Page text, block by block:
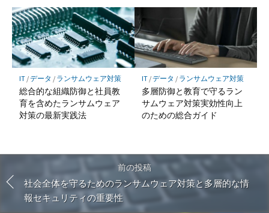
IT/データ / ランサムウェア対策
総合的な組織防御と社員教
育を含めたランサムウェア
対策の最新実践法
IT/データ / ランサムウェア対策
多層防御と教育で守るラン
サムウェア対策実効性向上
のための総合ガイド
前の投稿
社会全体を守るためのランサムウェア対策と多層的な情
報セキュリティの重要性